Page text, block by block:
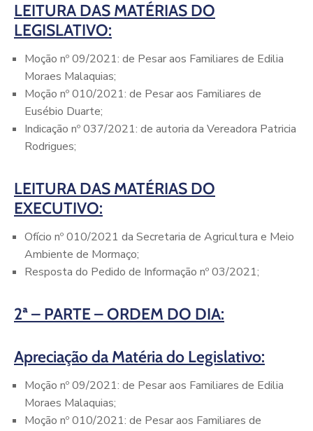
LEITURA DAS MATÉRIAS DO
LEGISLATIVO:
Moção nº 09/2021: de Pesar aos Familiares de Edilia
Moraes Malaquias;
Moção nº 010/2021: de Pesar aos Familiares de
Eusébio Duarte;
Indicação nº 037/2021: de autoria da Vereadora Patricia
Rodrigues;
LEITURA DAS MATÉRIAS DO
EXECUTIVO:
Ofício nº 010/2021 da Secretaria de Agricultura e Meio
Ambiente de Mormaço;
Resposta do Pedido de Informação nº 03/2021;
2ª – PARTE – ORDEM DO DIA:
Apreciação da Matéria do Legislativo:
Moção nº 09/2021: de Pesar aos Familiares de Edilia
Moraes Malaquias;
Moção nº 010/2021: de Pesar aos Familiares de